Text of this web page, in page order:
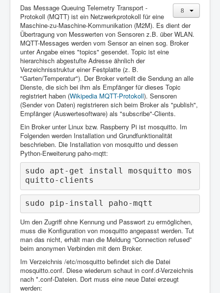
Piaggio APE50
Impressum
Das Message Queuing Telemetry Transport -
Protokoll (MQTT) ist ein Netzwerkprotokoll für eine
Maschine-zu-Maschine-Kommunikation (M2M). Es dient der
Übertragung von Messwerten von Sensoren z.B. über WLAN.
MQTT-Messages werden vom Sensor an einen sog. Broker
unter Angabe eines "topics" gesendet. Topic ist eine
hierarchisch abgestufte Adresse ähnlich der
Verzeichnisstruktur einer Festplatte (z. B.
"Garten/Temperatur"). Der Broker verteilt die Sendung an alle
Dienste, die sich bei ihm als Empfänger für dieses Topic
registriert haben (Wikipedia MQTT-Protokoll). Sensoren
(Sender von Daten) registrieren sich beim Broker als "publish",
Empfänger (Auswertesoftware) als "subscribe"-Clients.
Ein Broker unter Linux bzw. Raspberry Pi ist mosquitto. Im
Folgenden werden Installation und Grundfunktionalität
beschrieben. Die Installation von mosquitto und dessen
Python-Erweiterung paho-mqtt:
sudo apt-get install mosquitto mos
quitto-clients
sudo pip-install paho-mqtt
Um den Zugriff ohne Kennung und Passwort zu ermöglichen,
muss die Konfiguration von mosquitto angepasst werden. Tut
man das nicht, erhält man die Meldung “Connection refused”
beim anonymen Verbinden mit dem Broker.
Im Verzeichnis /etc/mosquitto befindet sich die Datei
mosquitto.conf. Diese wiederum schaut in conf.d-Verzeichnis
nach *.conf-Dateien. Dort muss eine neue Datei erzeugt
werden: